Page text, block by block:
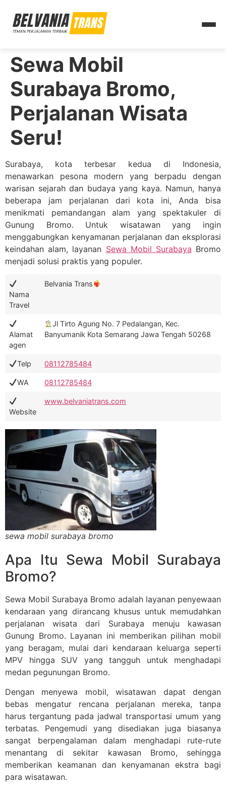
Sewa Mobil
Surabaya Bromo,
Perjalanan Wisata
Seru!
Surabaya, kota terbesar kedua di Indonesia,
menawarkan pesona modern yang berpadu dengan
warisan sejarah dan budaya yang kaya. Namun, hanya
beberapa jam perjalanan dari kota ini, Anda bisa
menikmati pemandangan alam yang spektakuler di
Gunung Bromo. Untuk wisatawan yang ingin
menggabungkan kenyamanan perjalanan dan eksplorasi
keindahan alam, layanan Sewa Mobil Surabaya Bromo
menjadi solusi praktis yang populer.
Nama
Travel
Belvania Trans
Alamat
agen
Jl Tirto Agung No. 7 Pedalangan, Kec.
Banyumanik Kota Semarang Jawa Tengah 50268
Telp 08112785484
WA 08112785484
Website
www.belvaniatrans.com
sewa mobil surabaya bromo
Apa Itu Sewa Mobil Surabaya
Bromo?
Sewa Mobil Surabaya Bromo adalah layanan penyewaan
kendaraan yang dirancang khusus untuk memudahkan
perjalanan wisata dari Surabaya menuju kawasan
Gunung Bromo. Layanan ini memberikan pilihan mobil
yang beragam, mulai dari kendaraan keluarga seperti
MPV hingga SUV yang tangguh untuk menghadapi
medan pegunungan Bromo.
Dengan menyewa mobil, wisatawan dapat dengan
bebas mengatur rencana perjalanan mereka, tanpa
harus tergantung pada jadwal transportasi umum yang
terbatas. Pengemudi yang disediakan juga biasanya
sangat berpengalaman dalam menghadapi rute-rute
menantang di sekitar kawasan Bromo, sehingga
memberikan keamanan dan kenyamanan ekstra bagi
para wisatawan.